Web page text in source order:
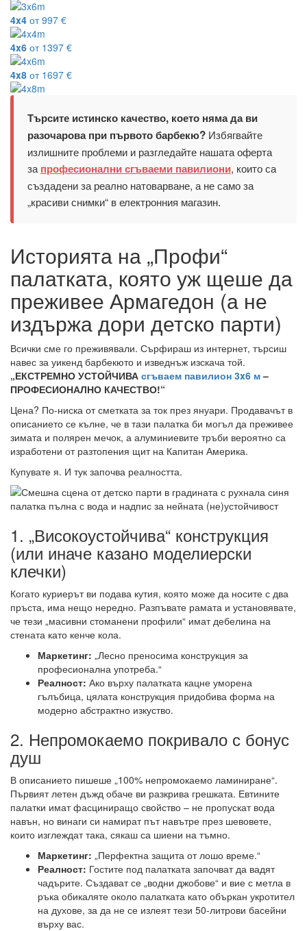
4x4 от997 €
4x6 от1397 €
4x8 от1697 €
Търсите истинско качество, което няма да ви
разочарова при първото барбекю? Избягвайте
излишните проблеми и разгледайте нашата оферта
за професионални сгъваеми павилиони, които са
създадени за реално натоварване, а не само за
„красиви снимки“ в електронния магазин.
Историята на „Профи“
палатката, която уж щеше да
преживее Армагедон (а не
издържа дори детско парти)
Всички сме го преживявали. Сърфираш из интернет, търсиш
навес за уикенд барбекюто и изведнъж изскача той.
„ЕКСТРЕМНО УСТОЙЧИВА сгъваем павилион 3x6 м–
ПРОФЕСИОНАЛНО КАЧЕСТВО!“
Цена? По-ниска от сметката за ток през януари. Продавачът в
описанието се кълне, че в тази палатка би могъл да преживее
зимата и полярен мечок, а алуминиевите тръби вероятно са
изработени от разтопения щит на Капитан Америка.
Купувате я. И тук започва реалността.
1. „Високоустойчива“ конструкция
(или иначе казано моделиерски
клечки)
Когато куриерът ви подава кутия, която може да носите с два
пръста, има нещо нередно. Разпъвате рамата и установявате,
че тези „масивни стоманени профили“ имат дебелина на
стената като кенче кола.
Маркетинг: „Лесно преносима конструкция за
професионална употреба.“
Реалност: Ако върху палатката кацне уморена
гълъбица, цялата конструкция придобива форма на
модерно абстрактно изкуство.
2. Непромокаемо покривало с бонус
душ
В описанието пишеше „100% непромокаемо ламиниране“.
Първият летен дъжд обаче ви разкрива грешката. Евтините
палатки имат фасциниращо свойство – не пропускат вода
навън, но винаги си намират път навътре през шевовете,
които изглеждат така, сякаш са шиени на тъмно.
Маркетинг: „Перфектна защита от лошо време.“
Реалност: Гостите под палатката започват да вадят
чадърите. Създават се „водни джобове“ и вие с метла в
ръка обикаляте около палатката като объркан укротител
на духове, за да не се излеят тези 50-литрови басейни
върху вас.